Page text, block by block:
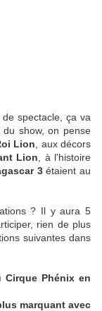
spectacle, ça va
show, on pense
Lion , aux décors
Lion , à l'histoire
3étaient au
? Il y aura 5
rien de plus
suivantes dans
Phénix en
marquant avec